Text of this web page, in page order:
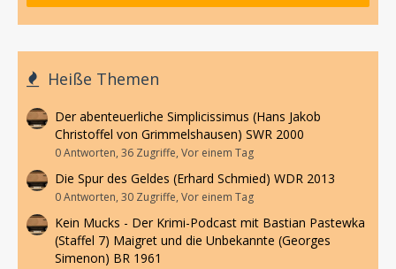
Heiße Themen
Der abenteuerliche Simplicissimus (Hans Jakob
Christoffel von Grimmelshausen) SWR 2000
0 Antworten, 36 Zugriffe, Vor einem Tag
Die Spur des Geldes (Erhard Schmied) WDR 2013
0 Antworten, 30 Zugriffe, Vor einem Tag
Kein Mucks - Der Krimi-Podcast mit Bastian Pastewka
(Staffel 7) Maigret und die Unbekannte (Georges
Simenon) BR 1961